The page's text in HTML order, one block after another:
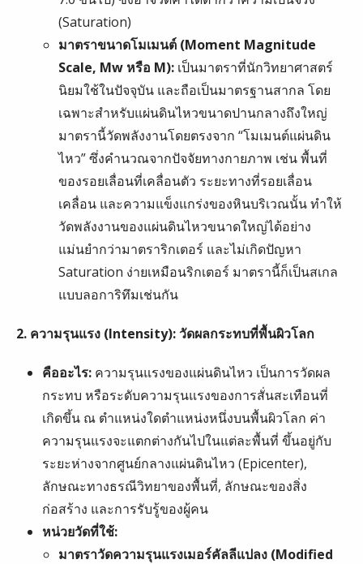
(Saturation)
มาตราขนาดโมเมนต์ (Moment Magnitude
Scale, Mw หรือ M): เป็นมาตราที่นักวิทยาศาสตร์
นิยมใช้ในปัจจุบัน และถือเป็นมาตรฐานสากล โดย
เฉพาะสำหรับแผ่นดินไหวขนาดปานกลางถึงใหญ่
มาตรานี้วัดพลังงานโดยตรงจาก “โมเมนต์แผ่นดิน
ไหว” ซึ่งคำนวณจากปัจจัยทางกายภาพ เช่น พื้นที่
ของรอยเลื่อนที่เคลื่อนตัว ระยะทางที่รอยเลื่อน
เคลื่อน และความแข็งแกร่งของหินบริเวณนั้น ทำให้
วัดพลังงานของแผ่นดินไหวขนาดใหญ่ได้อย่าง
แม่นยำกว่ามาตราริกเตอร์ และไม่เกิดปัญหา
Saturation ง่ายเหมือนริกเตอร์ มาตรานี้ก็เป็นสเกล
แบบลอการิทึมเช่นกัน
2. ความรุนแรง (Intensity): วัดผลกระทบที่พื้นผิวโลก
คืออะไร: ความรุนแรงของแผ่นดินไหว เป็นการวัดผล
กระทบ หรือระดับความรุนแรงของการสั่นสะเทือนที่
เกิดขึ้น ณ ตำแหน่งใดตำแหน่งหนึ่งบนพื้นผิวโลก ค่า
ความรุนแรงจะแตกต่างกันไปในแต่ละพื้นที่ ขึ้นอยู่กับ
ระยะห่างจากศูนย์กลางแผ่นดินไหว (Epicenter),
ลักษณะทางธรณีวิทยาของพื้นที่, ลักษณะของสิ่ง
ก่อสร้าง และการรับรู้ของผู้คน
หน่วยวัดที่ใช้:
มาตราวัดความรุนแรงเมอร์คัลลีแปลง (Modified